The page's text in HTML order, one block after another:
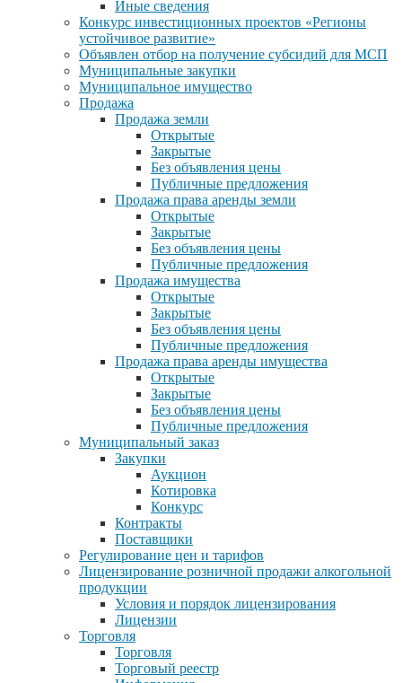
Иные сведения
Конкурс инвестиционных проектов «Регионы
устойчивое развитие»
Объявлен отбор на получение субсидий для МСП
Муниципальные закупки
Муниципальное имущество
Продажа
Продажа земли
Открытые
Закрытые
Без объявления цены
Публичные предложения
Продажа права аренды земли
Открытые
Закрытые
Без объявления цены
Публичные предложения
Продажа имущества
Открытые
Закрытые
Без объявления цены
Публичные предложения
Продажа права аренды имущества
Открытые
Закрытые
Без объявления цены
Публичные предложения
Муниципальный заказ
Закупки
Аукцион
Котировка
Конкурс
Контракты
Поставщики
Регулирование цен и тарифов
Лицензирование розничной продажи алкогольной
продукции
Условия и порядок лицензирования
Лицензии
Торговля
Торговля
Торговый реестр